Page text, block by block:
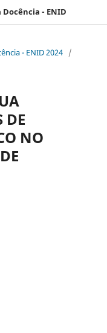
- ENID
- ENID 2024 /
DE
NO